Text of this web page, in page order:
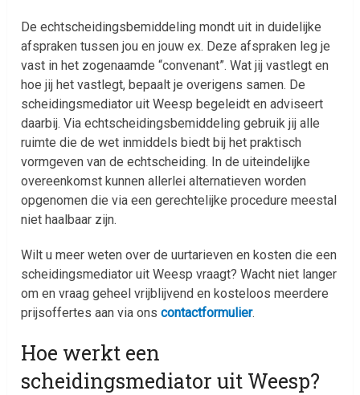
De echtscheidingsbemiddeling mondt uit in duidelijke
afspraken tussen jou en jouw ex. Deze afspraken leg je
vast in het zogenaamde “convenant”. Wat jij vastlegt en
hoe jij het vastlegt, bepaalt je overigens samen. De
scheidingsmediator uit Weesp begeleidt en adviseert
daarbij. Via echtscheidingsbemiddeling gebruik jij alle
ruimte die de wet inmiddels biedt bij het praktisch
vormgeven van de echtscheiding. In de uiteindelijke
overeenkomst kunnen allerlei alternatieven worden
opgenomen die via een gerechtelijke procedure meestal
niet haalbaar zijn.
Wilt u meer weten over de uurtarieven en kosten die een
scheidingsmediator uit Weesp vraagt? Wacht niet langer
om en vraag geheel vrijblijvend en kosteloos meerdere
prijsoffertes aan via onscontactformulier.
Hoe werkt een
scheidingsmediator uit Weesp?